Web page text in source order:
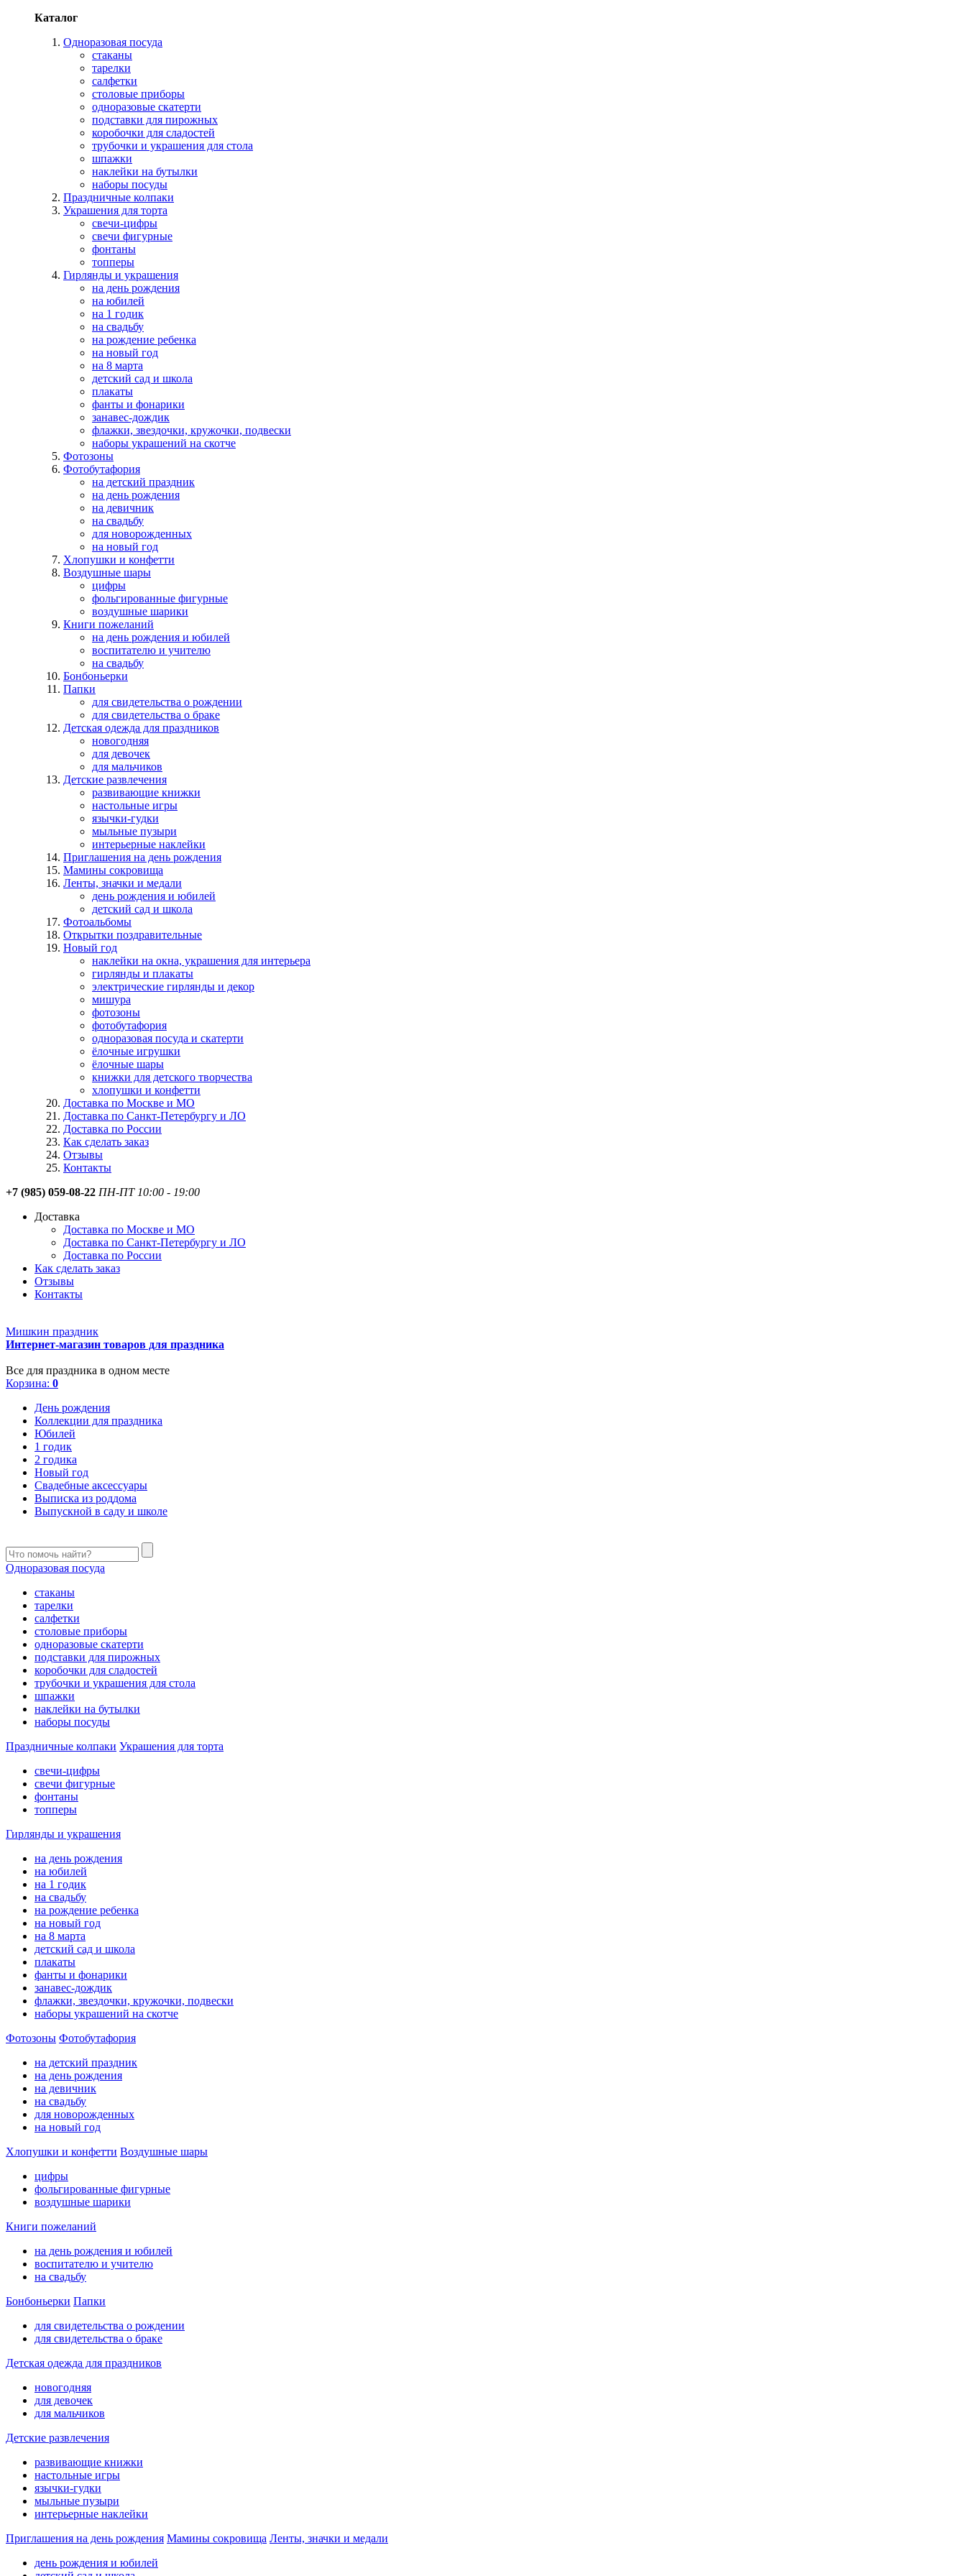
Каталог
Одноразовая посуда
стаканы
тарелки
салфетки
столовые приборы
одноразовые скатерти
подставки для пирожных
коробочки для сладостей
трубочки и украшения для стола
шпажки
наклейки на бутылки
наборы посуды
Праздничные колпаки
Украшения для торта
свечи-цифры
свечи фигурные
фонтаны
топперы
Гирлянды и украшения
на день рождения
на юбилей
на 1 годик
на свадьбу
на рождение ребенка
на новый год
на 8 марта
детский сад и школа
плакаты
фанты и фонарики
занавес-дождик
флажки, звездочки, кружочки, подвески
наборы украшений на скотче
Фотозоны
Фотобутафория
на детский праздник
на день рождения
на девичник
на свадьбу
для новорожденных
на новый год
Хлопушки и конфетти
Воздушные шары
цифры
фольгированные фигурные
воздушные шарики
Книги пожеланий
на день рождения и юбилей
воспитателю и учителю
на свадьбу
Бонбоньерки
Папки
для свидетельства о рождении
для свидетельства о браке
Детская одежда для праздников
новогодняя
для девочек
для мальчиков
Детские развлечения
развивающие книжки
настольные игры
язычки-гудки
мыльные пузыри
интерьерные наклейки
Приглашения на день рождения
Мамины сокровища
Ленты, значки и медали
день рождения и юбилей
детский сад и школа
Фотоальбомы
Открытки поздравительные
Новый год
наклейки на окна, украшения для интерьера
гирлянды и плакаты
электрические гирлянды и декор
мишура
фотозоны
фотобутафория
одноразовая посуда и скатерти
ёлочные игрушки
ёлочные шары
книжки для детского творчества
хлопушки и конфетти
Доставка по Москве и МО
Доставка по Санкт-Петербургу и ЛО
Доставка по России
Как сделать заказ
Отзывы
Контакты
+7 (985) 059-08-22 ПН-ПТ 10:00 - 19:00
Доставка
Доставка по Москве и МО
Доставка по Санкт-Петербургу и ЛО
Доставка по России
Как сделать заказ
Отзывы
Контакты
Мишкин праздник
Интернет-магазин товаров для праздника
Все для праздника в одном месте
Корзина: 0
День рождения
Коллекции для праздника
Юбилей
1 годик
2 годика
Новый год
Свадебные аксессуары
Выписка из роддома
Выпускной в саду и школе
Одноразовая посуда
стаканы
тарелки
салфетки
столовые приборы
одноразовые скатерти
подставки для пирожных
коробочки для сладостей
трубочки и украшения для стола
шпажки
наклейки на бутылки
наборы посуды
Праздничные колпаки Украшения для торта
свечи-цифры
свечи фигурные
фонтаны
топперы
Гирлянды и украшения
на день рождения
на юбилей
на 1 годик
на свадьбу
на рождение ребенка
на новый год
на 8 марта
детский сад и школа
плакаты
фанты и фонарики
занавес-дождик
флажки, звездочки, кружочки, подвески
наборы украшений на скотче
Фотозоны Фотобутафория
на детский праздник
на день рождения
на девичник
на свадьбу
для новорожденных
на новый год
Хлопушки и конфетти Воздушные шары
цифры
фольгированные фигурные
воздушные шарики
Книги пожеланий
на день рождения и юбилей
воспитателю и учителю
на свадьбу
Бонбоньерки Папки
для свидетельства о рождении
для свидетельства о браке
Детская одежда для праздников
новогодняя
для девочек
для мальчиков
Детские развлечения
развивающие книжки
настольные игры
язычки-гудки
мыльные пузыри
интерьерные наклейки
Приглашения на день рождения Мамины сокровища Ленты, значки и медали
день рождения и юбилей